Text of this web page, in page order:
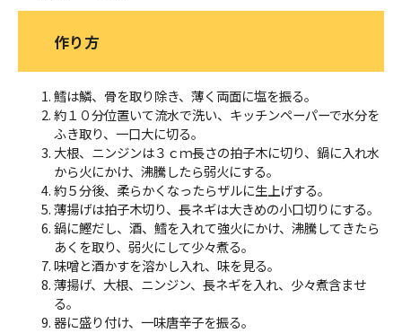
作り方
鱈は鱗、骨を取り除き、薄く両面に塩を振る。
約１０分位置いて流水で洗い、キッチンペーパーで水分を
ふき取り、一口大に切る。
大根、ニンジンは３ｃｍ長さの拍子木に切り、鍋に入れ水
から火にかけ、沸騰したら弱火にする。
約５分後、柔らかくなったらザルに生上げする。
薄揚げは拍子木切り、長ネギは大きめの小口切りにする。
鍋に鰹だし、酒、鱈を入れて強火にかけ、沸騰してきたら
あくを取り、弱火にして少々煮る。
味噌と酒かすを溶かし入れ、味を見る。
薄揚げ、大根、ニンジン、長ネギを入れ、少々煮含ませ
る。
器に盛り付け、一味唐辛子を振る。